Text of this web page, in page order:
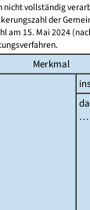
vollständig
der
am 15. Mai 2024
Merkmal
…